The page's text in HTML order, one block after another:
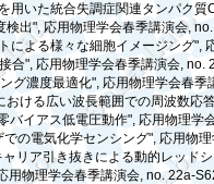
用いた統合失調症関連タンパク質
検出", 応用物理学会春季講演会,
による様々な細胞イメージング",
接合", 応用物理学会春季講演会, no.
グ濃度最適化", 応用物理学会春季
おける広い波長範囲での周波数応
バイアス低電圧動作", 応用物理学
の電気化学センシング", 応用物
ャリア引き抜きによる動的レッド
用物理学会春季講演会, no. 22a-